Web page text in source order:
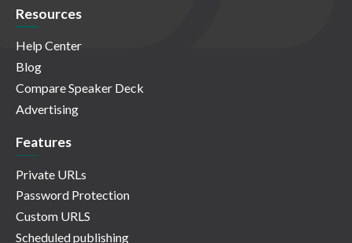
Resources
Help Center
Blog
Compare Speaker Deck
Advertising
Features
Private URLs
Password Protection
Custom URLS
Scheduled publishing